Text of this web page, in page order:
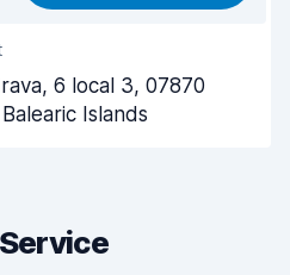
6 local 3, 07870
Islands